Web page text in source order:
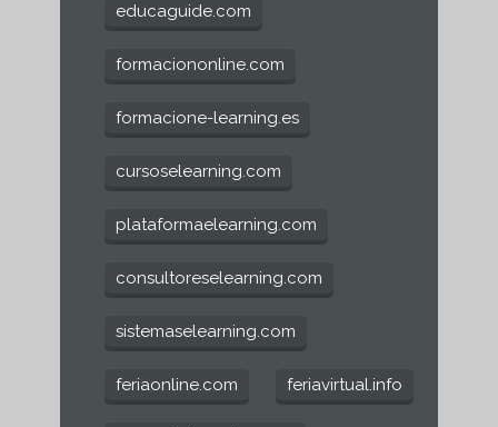
educaguide.com
formaciononline.com
formacione-learning.es
cursoselearning.com
plataformaelearning.com
consultoreselearning.com
sistemaselearning.com
feriaonline.com feriavirtual.info